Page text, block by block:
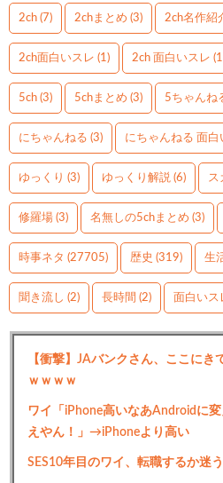
2ch (7) 2chまとめ (3) 2ch名作紹
2ch面白いスレ (1) 2ch 面白いスレ
5ch (3) 5chまとめ (3) 5ちゃんね
にちゃんねる (3) にちゃんねる 面白
ゆっくり (3) ゆっくり解説 (6) ス
修羅場 (3) 名無しの5chまとめ (3)
時事ネタ (27705) 歴史 (319) 生
聞き流し (2) 長時間 (2) 面白いス
【衝撃】JAバンクさん、ここにき
ｗｗｗｗ
ワイ「iPhone高いなあAndroidに
えやん！」→iPhoneより高い
SES10年目のワイ、転職するか迷う